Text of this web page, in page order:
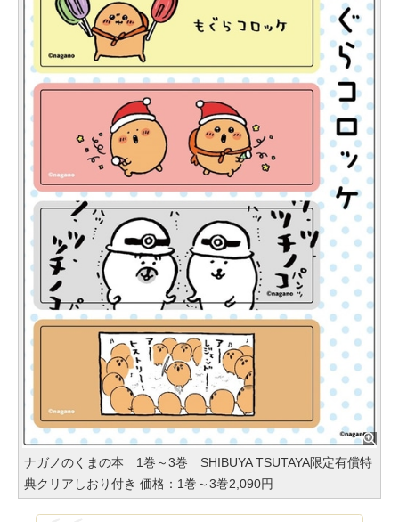
ナガノのくまの本 1巻～3巻 SHIBUYA TSUTAYA限定有償特
典クリアしおり付き 価格：1巻～3巻2,090円